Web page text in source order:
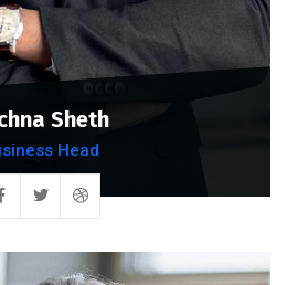
Sheth
Head